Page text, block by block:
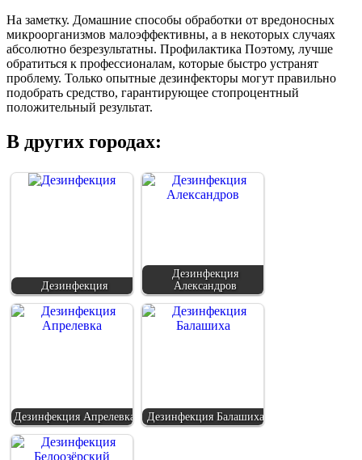
На заметку. Домашние способы обработки от вредоносных
микроорганизмов малоэффективны, а в некоторых случаях
абсолютно безрезультатны. Профилактика Поэтому, лучше
обратиться к профессионалам, которые быстро устранят
проблему. Только опытные дезинфекторы могут правильно
подобрать средство, гарантирующее стопроцентный
положительный результат.
В других городах:
Дезинфекция
Дезинфекция
Александров
Дезинфекция Апрелевка Дезинфекция Балашиха